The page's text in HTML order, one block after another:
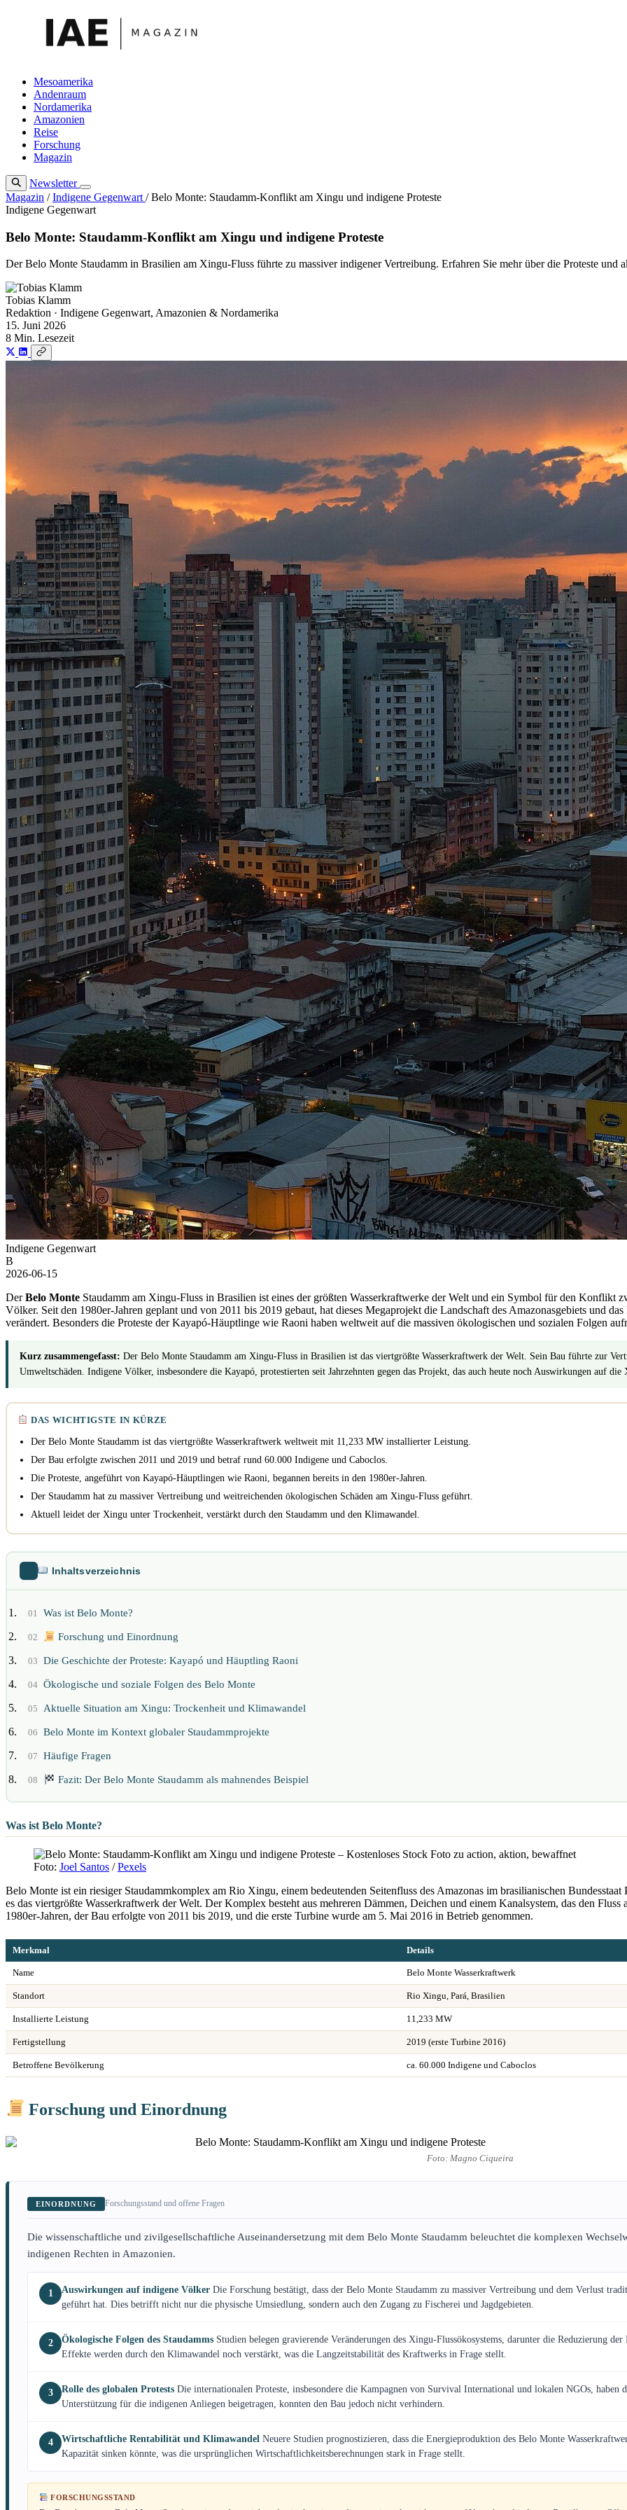
Mesoamerika
Andenraum
Nordamerika
Amazonien
Reise
Forschung
Magazin
Newsletter
Magazin / Indigene Gegenwart / Belo Monte: Staudamm-Konflikt am Xingu und indigene Proteste
Indigene Gegenwart
Belo Monte: Staudamm-Konflikt am Xingu und indigene Proteste
Der Belo Monte Staudamm in Brasilien am Xingu-Fluss führte zu massiver indigener Vertreibung. Erfahren Sie mehr über die Proteste und
Tobias Klamm
Redaktion · Indigene Gegenwart, Amazonien & Nordamerika
15. Juni 2026
8 Min. Lesezeit
Indigene Gegenwart
B
2026-06-15
DerBelo Monte Staudamm am Xingu-Fluss in Brasilien ist eines der größten Wasserkraftwerke der Welt und ein Symbol für den Konflikt
Völker. Seit den 1980er-Jahren geplant und von 2011 bis 2019 gebaut, hat dieses Megaprojekt die Landschaft des Amazonasgebiets und
verändert. Besonders die Proteste der Kayapó-Häuptlinge wie Raoni haben weltweit auf die massiven ökologischen und sozialen Folgen
Kurz zusammengefasst: Der Belo Monte Staudamm am Xingu-Fluss in Brasilien ist das viertgrößte Wasserkraftwerk der Welt. Sein Bau führte zur
Umweltschäden. Indigene Völker, insbesondere die Kayapó, protestierten seit Jahrzehnten gegen das Projekt, das auch heute noch Auswirkungen auf
DAS WICHTIGSTE IN KÜRZE
Der Belo Monte Staudamm ist das viertgrößte Wasserkraftwerk weltweit mit 11,233 MW installierter Leistung.
Der Bau erfolgte zwischen 2011 und 2019 und betraf rund 60.000 Indigene und Caboclos.
Die Proteste, angeführt von Kayapó-Häuptlingen wie Raoni, begannen bereits in den 1980er-Jahren.
Der Staudamm hat zu massiver Vertreibung und weitreichenden ökologischen Schäden am Xingu-Fluss geführt.
Aktuell leidet der Xingu unter Trockenheit, verstärkt durch den Staudamm und den Klimawandel.
Inhaltsverzeichnis
01 Was ist Belo Monte?
02 Forschung und Einordnung
03 Die Geschichte der Proteste: Kayapó und Häuptling Raoni
04 Ökologische und soziale Folgen des Belo Monte
05 Aktuelle Situation am Xingu: Trockenheit und Klimawandel
06 Belo Monte im Kontext globaler Staudammprojekte
07 Häufige Fragen
08 Fazit: Der Belo Monte Staudamm als mahnendes Beispiel
Was ist Belo Monte?
Foto: Joel Santos /Pexels
Belo Monte ist ein riesiger Staudammkomplex am Rio Xingu, einem bedeutenden Seitenfluss des Amazonas im brasilianischen
es das viertgrößte Wasserkraftwerk der Welt. Der Komplex besteht aus mehreren Dämmen, Deichen und einem Kanalsystem, das den
1980er-Jahren, der Bau erfolgte von 2011 bis 2019, und die erste Turbine wurde am 5. Mai 2016 in Betrieb genommen.
Merkmal Details
Name Belo Monte Wasserkraftwerk
Standort Rio Xingu, Pará, Brasilien
Installierte Leistung 11,233 MW
Fertigstellung 2019 (erste Turbine 2016)
Betroffene Bevölkerung ca. 60.000 Indigene und Caboclos
Forschung und Einordnung
Foto: Magno Ciqueira
EINORDNUNG Forschungsstand und offene Fragen
Die wissenschaftliche und zivilgesellschaftliche Auseinandersetzung mit dem Belo Monte Staudamm beleuchtet die komplexen
indigenen Rechten in Amazonien.
1 Auswirkungen auf indigene Völker Die Forschung bestätigt, dass der Belo Monte Staudamm zu massiver Vertreibung und dem Verlust
geführt hat. Dies betrifft nicht nur die physische Umsiedlung, sondern auch den Zugang zu Fischerei und Jagdgebieten.
2 Ökologische Folgen des Staudamms Studien belegen gravierende Veränderungen des Xingu-Flussökosystems, darunter die Reduzierung
Effekte werden durch den Klimawandel noch verstärkt, was die Langzeitstabilität des Kraftwerks in Frage stellt.
3 Rolle des globalen Protests Die internationalen Proteste, insbesondere die Kampagnen von Survival International und lokalen NGOs,
Unterstützung für die indigenen Anliegen beigetragen, konnten den Bau jedoch nicht verhindern.
4 Wirtschaftliche Rentabilität und Klimawandel Neuere Studien prognostizieren, dass die Energieproduktion des Belo Monte
Kapazität sinken könnte, was die ursprünglichen Wirtschaftlichkeitsberechnungen stark in Frage stellt.
FORSCHUNGSSTAND